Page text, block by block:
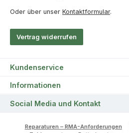
Oder über unser Kontaktformular.
Vertrag widerrufen
Kundenservice
Informationen
Social Media und Kontakt
Reparaturen – RMA-Anforderungen